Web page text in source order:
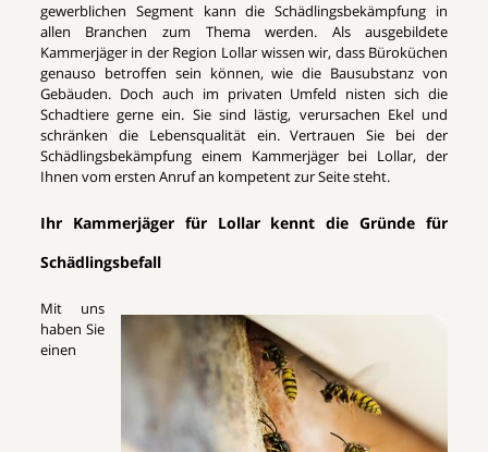
gewerblichen Segment kann die Schädlingsbekämpfung in
allen Branchen zum Thema werden. Als ausgebildete
Kammerjäger in der Region Lollar wissen wir, dass Büroküchen
genauso betroffen sein können, wie die Bausubstanz von
Gebäuden. Doch auch im privaten Umfeld nisten sich die
Schadtiere gerne ein. Sie sind lästig, verursachen Ekel und
schränken die Lebensqualität ein. Vertrauen Sie bei der
Schädlingsbekämpfung einem Kammerjäger bei Lollar, der
Ihnen vom ersten Anruf an kompetent zur Seite steht.
Ihr Kammerjäger für Lollar kennt die Gründe für
Schädlingsbefall
Mit uns
haben Sie
einen